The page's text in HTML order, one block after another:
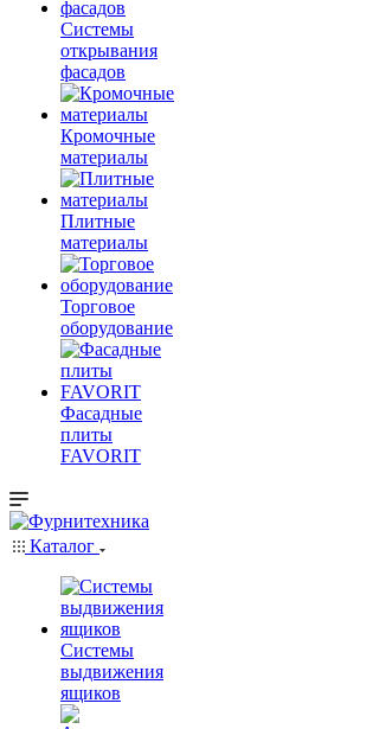
Системы
открывания
фасадов
Кромочные
материалы
Плитные
материалы
Торговое
оборудование
Фасадные
плиты
FAVORIT
Каталог
Системы
выдвижения
ящиков